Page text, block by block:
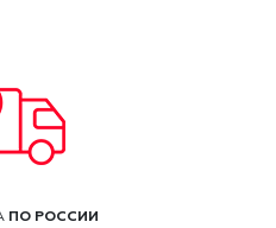
ПО РОССИИ